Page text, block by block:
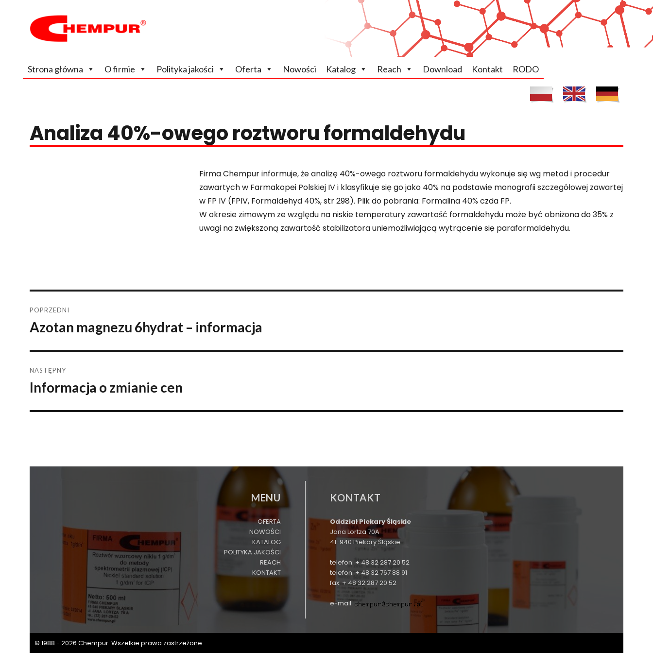
Strona główna O firmie Polityka jakości Oferta Nowości Katalog Reach Download Kontakt RODO
Analiza 40%-owego roztworu formaldehydu
Firma Chempur informuje, że analizę 40%-owego roztworu formaldehydu wykonuje się wg metod i procedur
zawartych w Farmakopei Polskiej IV i klasyfikuje się go jako 40% na podstawie monografii szczegółowej zawartej
w FP IV (FPIV, Formaldehyd 40%, str 298). Plik do pobrania: Formalina 40% czda FP.
W okresie zimowym ze względu na niskie temperatury zawartość formaldehydu może być obniżona do 35% z
uwagi na zwiększoną zawartość stabilizatora uniemożliwiającą wytrącenie się paraformaldehydu.
Nawigacja
wpisu
POPRZEDNI
Poprzedni
Azotan magnezu 6hydrat – informacja
NASTĘPNY
Następny
Informacja o zmianie cen
MENU
OFERTA
NOWOŚCI
KATALOG
POLITYKA JAKOŚCI
REACH
KONTAKT
KONTAKT
Oddział Piekary Śląskie
Jana Lortza 70A
41-940 Piekary Śląskie
telefon: + 48 32 287 20 52
telefon: + 48 32 767 88 91
fax: + 48 32 287 20 52
e-mail:
© 1988 - 2026 Chempur. Wszelkie prawa zastrzeżone.